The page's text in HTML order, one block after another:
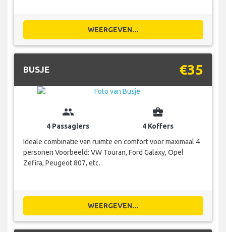
WEERGEVEN...
BUSJE €35
group
4 Passagiers
business_center
4 Koffers
Ideale combinatie van ruimte en comfort voor maximaal 4
personen Voorbeeld: VW Touran, Ford Galaxy, Opel
Zefira, Peugeot 807, etc.
WEERGEVEN...